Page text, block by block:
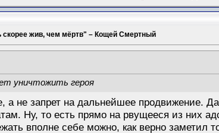
скорее жив, чем мёртв" – Кощей Смертный
уничтожить героя
не запрет на дальнейшее продвижение.
Ну, то есть прямо на рвущееся из них
вполне себе можно, как верно заметил